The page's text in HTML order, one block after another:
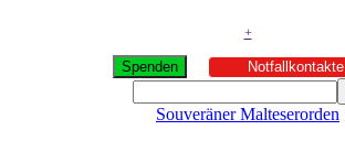
+
Spenden Notfallkontakte
Souveräner Malteserorden